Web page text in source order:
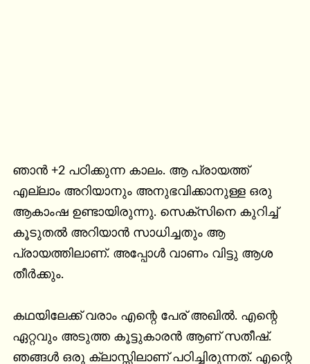
ഞാൻ +2 പഠിക്കുന്ന കാലം. ആ പ്രായത്ത്
എല്ലാം അറിയാനും അനുഭവിക്കാനുള്ള ഒരു
ആകാംഷ ഉണ്ടായിരുന്നു. സെക്സിനെ കുറിച്ച്
കൂടുതൽ അറിയാൻ സാധിച്ചതും ആ
പ്രായത്തിലാണ്. അപ്പോൾ വാണം വിട്ടു ആശ
തീർക്കും.
കഥയിലേക്ക് വരാം എന്റെ പേര് അഖിൽ. എന്റെ
ഏറ്റവും അടുത്ത കൂട്ടുകാരൻ ആണ് സതീഷ്‌.
ഞങ്ങൾ ഒരു ക്ലാസ്സിലാണ് പഠിച്ചിരുന്നത്. എന്റെ